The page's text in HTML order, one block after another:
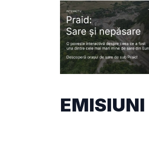
EMISIUNI